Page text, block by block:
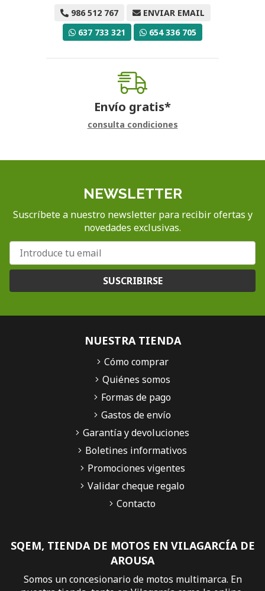
986 512 767
ENVIAR EMAIL
637 733 321
654 336 705
Envío gratis*
consulta condiciones
NEWSLETTER
Suscríbete a nuestro newsletter para recibir ofertas y
novedades exclusivas.
SUSCRIBIRSE
SQEM, TIENDA DE MOTOS EN VILAGARCÍA DE
AROUSA
Somos un concesionario de motos multimarca. En
NUESTRA TIENDA
Cómo comprar
Quiénes somos
Formas de pago
Gastos de envío
Garantía y devoluciones
Boletines informativos
Promociones vigentes
Validar cheque regalo
Contacto